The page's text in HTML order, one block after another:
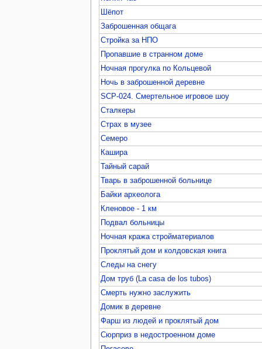
Шёпот
Заброшенная общага
Стройка за НПО
Пропавшие в странном доме
Ночная прогулка по Кольцевой
Ночь в заброшенной деревне
SCP-024. Смертельное игровое шоу
Сталкеры
Страх в музее
Семеро
Кашира
Тайный сарай
Тварь в заброшенной больнице
Байки археолога
Кленовое - 1 км
Подвал больницы
Ночная кража стройматериалов
Проклятый дом и колдовская книга
Следы на снегу
Дом труб (La casa de los tubos)
Смерть нужно заслужить
Домик в деревне
Фарш из людей и проклятый дом
Сюрприз в недостроенном доме